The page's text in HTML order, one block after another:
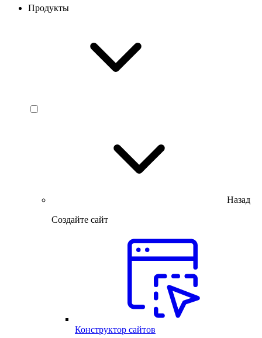
Продукты
Назад
Создайте сайт
Конструктор сайтов